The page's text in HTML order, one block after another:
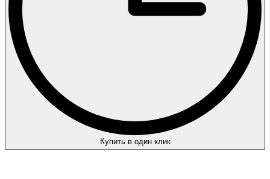
Купить в один клик